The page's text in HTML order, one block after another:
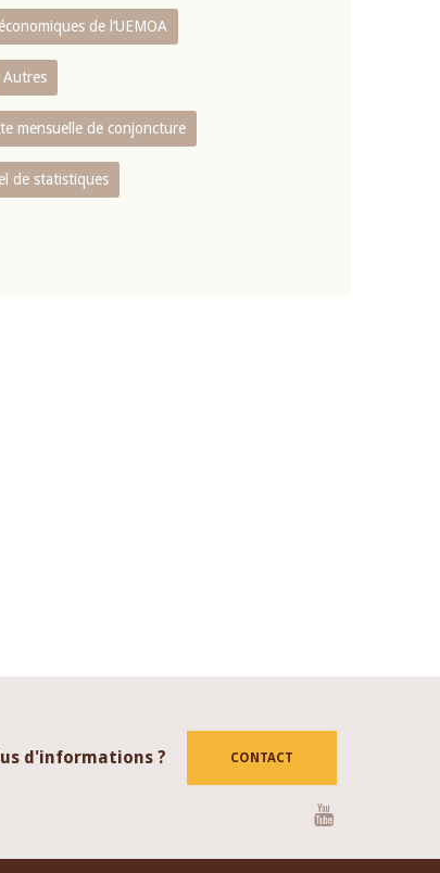
de l‘UEMOA
Autres
mensuelle de conjoncture
de statistiques
d'informations ? CONTACT